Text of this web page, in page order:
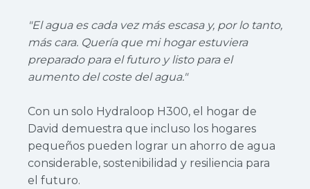
"El agua es cada vez más escasa y, por lo tanto,
más cara. Quería que mi hogar estuviera
preparado para el futuro y listo para el
aumento del coste del agua."
Con un solo Hydraloop H300, el hogar de
David demuestra que incluso los hogares
pequeños pueden lograr un ahorro de agua
considerable, sostenibilidad y resiliencia para
el futuro.